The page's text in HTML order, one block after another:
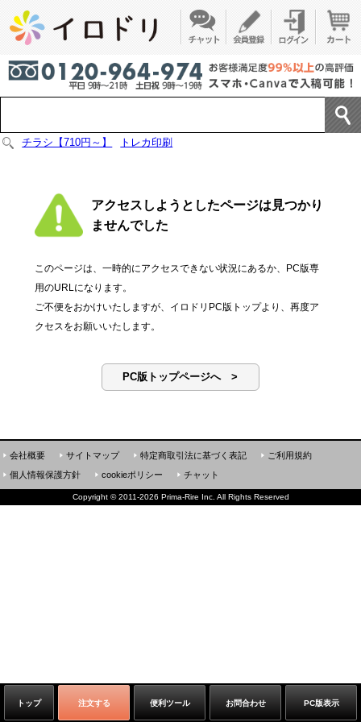
チラシ【710円～】 トレカ印刷
アクセスしようとしたページは見つかり
ませんでした
このページは、一時的にアクセスできない状況にあるか、PC版専
用のURLになります。
ご不便をおかけいたしますが、イロドリPC版トップより、再度ア
クセスをお願いいたします。
PC版トップページへ >
トップ 注文する 便利ツール お問合わせ PC版表示
会社概要 サイトマップ 特定商取引法に基づく表記
ご利用規約
個人情報保護方針
cookieポリシー チャット
Copyright ©2011-2026 Prima-Rire Inc. All Rights Reserved